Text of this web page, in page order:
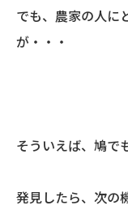
でも、農家の人に
が・・・
そういえば、鳩で
発見したら、次の